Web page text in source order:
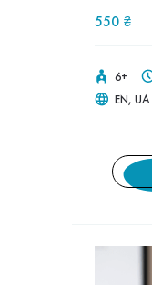
550 ₴
6+
EN, UA